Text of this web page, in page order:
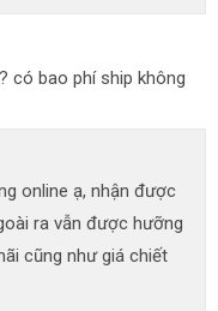
có bao phí ship không
online ạ, nhận được
ra vẫn được hưỡng
cũng như giá chiết